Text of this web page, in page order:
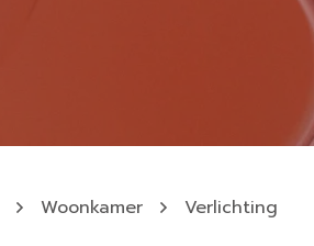
Woonkamer Verlichting